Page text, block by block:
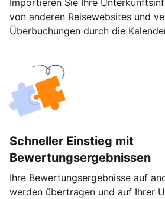
Importieren Sie Ihre
von anderen Reisewebsites und
Überbuchungen durch die
Schneller Einstieg mit
Bewertungsergebnissen
Ihre Bewertungsergebnisse auf
werden übertragen und auf Ihrer